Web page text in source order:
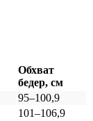
Обхват
бедер, см
95–100,9
101–106,9